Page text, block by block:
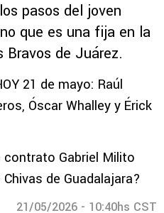
pasos del joven
que es una fija en la
de Juárez.
21 de mayo: Raúl
Óscar Whalley y Érick
Gabriel Milito
de Guadalajara?
21/05/2026 - 10:40hs CST